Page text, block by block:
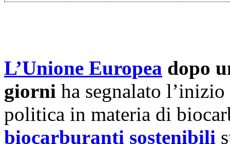
L’Unione Europea dopo
giorni ha segnalato
politica in materia di
biocarburanti sostenibili